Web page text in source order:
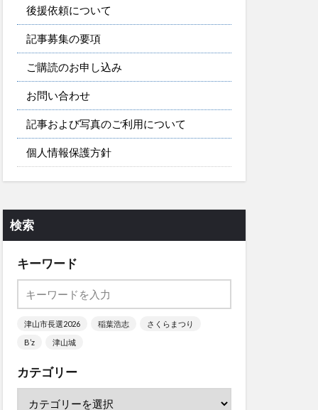
後援依頼について
記事募集の要項
ご購読のお申し込み
お問い合わせ
記事および写真のご利用について
個人情報保護方針
検索
キーワード
津山市長選2026 稲葉浩志
さくらまつり
B’z
津山城
カテゴリー